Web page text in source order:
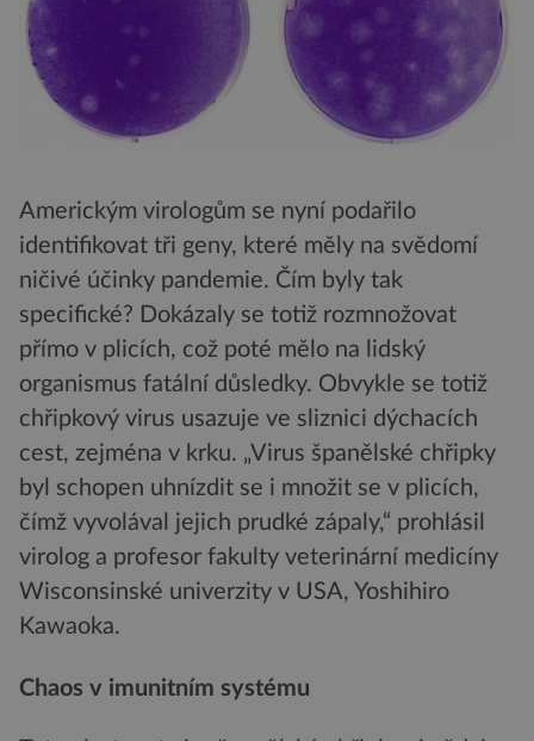
Americkým virologům se nyní podařilo
identifikovat tři geny, které měly na svědomí
ničivé účinky pandemie. Čím byly tak
specifické? Dokázaly se totiž rozmnožovat
přímo v plicích, což poté mělo na lidský
organismus fatální důsledky. Obvykle se totiž
chřipkový virus usazuje ve sliznici dýchacích
cest, zejména v krku. „Virus španělské chřipky
byl schopen uhnízdit se i množit se v plicích,
čímž vyvolával jejich prudké zápaly,“ prohlásil
virolog a profesor fakulty veterinární medicíny
Wisconsinské univerzity v USA, Yoshihiro
Kawaoka.
Chaos v imunitním systému